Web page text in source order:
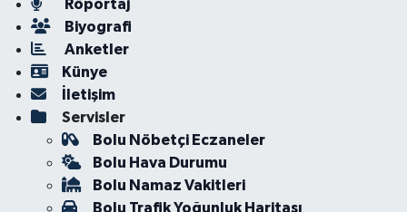
Röportaj
Biyografi
Anketler
Künye
İletişim
Servisler
Bolu Nöbetçi Eczaneler
Bolu Hava Durumu
Bolu Namaz Vakitleri
Bolu Trafik Yoğunluk Haritası